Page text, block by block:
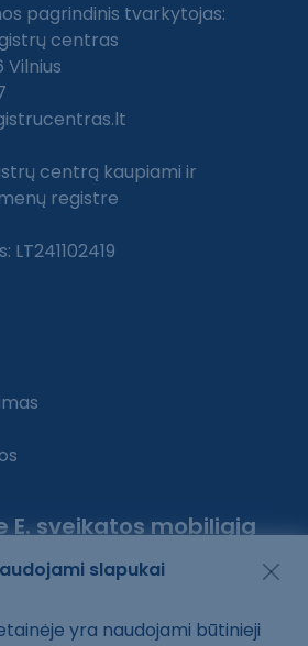
pagrindinis tvarkytojas:
centras
Vilnius
centrą kaupiami ir
registre
E. sveikatos mobiliąją
programėlę:slapukai
yra naudojami būtinieji